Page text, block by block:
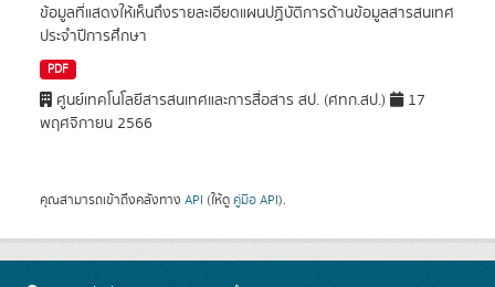
ข้อมูลที่แสดงให้เห็นถึงรายละเอียดแผนปฏิบัติการด้านข้อมูลสารสนเทศ
ประจำปีการศึกษา
PDF
ศูนย์เทคโนโลยีสารสนเทศและการสื่อสาร สป. (ศทก.สป.)
17
พฤศจิกายน 2566
คุณสามารถเข้าถึงคลังทาง API (ให้ดู คู่มือ API).